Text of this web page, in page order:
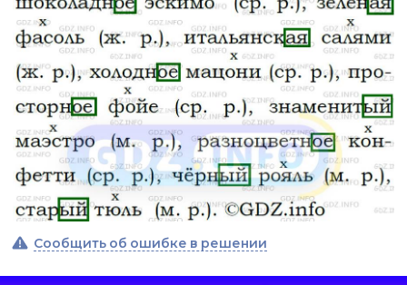
Сообщить об ошибке в решении